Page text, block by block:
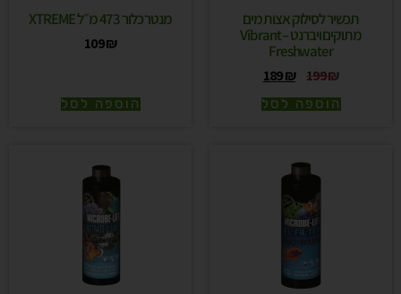
תכשיר לסילוק אצות מים
מתוקים ויברנט – Vibrant
Freshwater
199₪
189₪
הוספה לסל
מנטר כלור 473 מ״ל XTREME
109₪
הוספה לסל